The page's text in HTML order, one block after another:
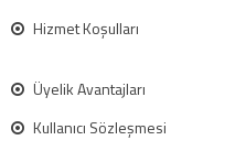
Hizmet Koşulları
Üyelik Avantajları
Kullanıcı Sözleşmesi